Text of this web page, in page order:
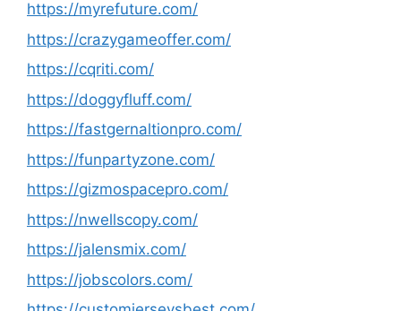
https://myrefuture.com/
https://crazygameoffer.com/
https://cqriti.com/
https://doggyfluff.com/
https://fastgernaltionpro.com/
https://funpartyzone.com/
https://gizmospacepro.com/
https://nwellscopy.com/
https://jalensmix.com/
https://jobscolors.com/